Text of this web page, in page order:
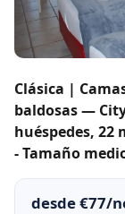
Clásica |
baldosas —
huéspedes, 22
- Tamaño
desde €77/